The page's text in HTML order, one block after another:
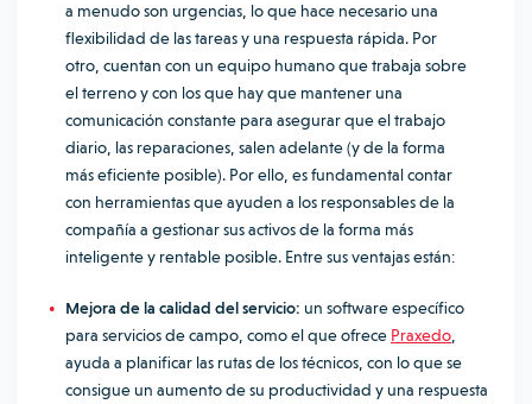
a menudo son urgencias, lo que hace necesario una
flexibilidad de las tareas y una respuesta rápida. Por
otro, cuentan con un equipo humano que trabaja sobre
el terreno y con los que hay que mantener una
comunicación constante para asegurar que el trabajo
diario, las reparaciones, salen adelante (y de la forma
más eficiente posible). Por ello, es fundamental contar
con herramientas que ayuden a los responsables de la
compañía a gestionar sus activos de la forma más
inteligente y rentable posible. Entre sus ventajas están:
Mejora de la calidad del servicio: un software específico
para servicios de campo, como el que ofrece Praxedo
ayuda a planificar las rutas de los técnicos, con lo que se
consigue un aumento de su productividad y una respuesta